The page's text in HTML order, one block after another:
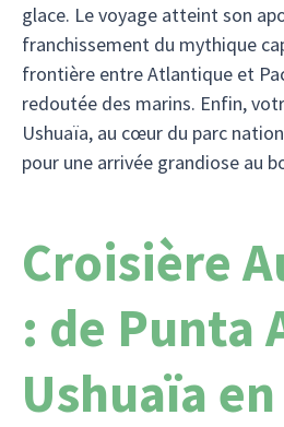
glace. Le voyage atteint son
franchissement du mythique
frontière entre Atlantique et
redoutée des marins. Enfin,
Ushuaïa, au cœur du parc
pour une arrivée grandiose au
Croisière
: de Punta
Ushuaïa